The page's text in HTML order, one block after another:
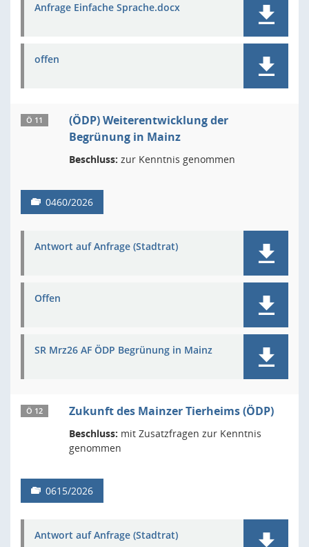
Anfrage Einfache Sprache.docx
offen
Ö 11
(ÖDP) Weiterentwicklung der
Begrünung in Mainz
Beschluss: zur Kenntnis genommen
0460/2026
Antwort auf Anfrage (Stadtrat)
Offen
SR Mrz26 AF ÖDP Begrünung in Mainz
Ö 12 Zukunft des Mainzer Tierheims (ÖDP)
Beschluss: mit Zusatzfragen zur Kenntnis
genommen
0615/2026
Antwort auf Anfrage (Stadtrat)